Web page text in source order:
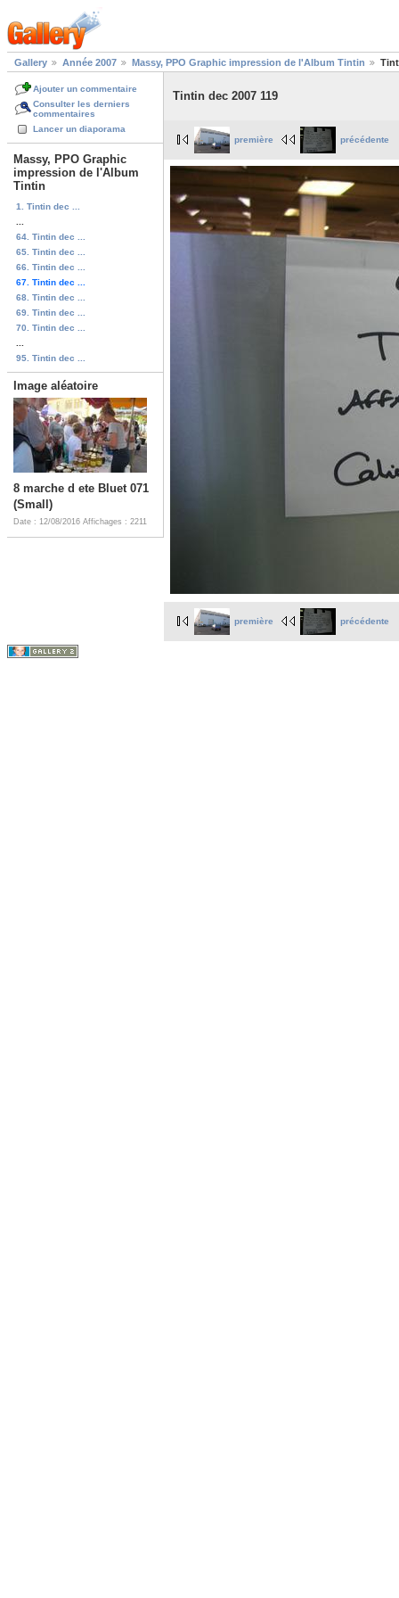
Gallery Année 2007 Massy, PPO Graphic impression de l'Album Tintin
Ajouter un commentaire
Consulter les derniers
commentaires
Lancer un diaporama
Massy, PPO Graphic
impression de l'Album
Tintin
1. Tintin dec ...
64. Tintin dec ...
65. Tintin dec ...
66. Tintin dec ...
67. Tintin dec ...
68. Tintin dec ...
69. Tintin dec ...
70. Tintin dec ...
95. Tintin dec ...
Image aléatoire
8 marche d ete Bluet 071
(Small)
Date : 12/08/2016 Affichages : 2211
Tintin dec 2007 119
première précédente
première précédente